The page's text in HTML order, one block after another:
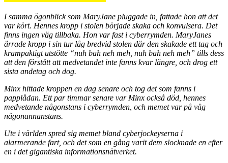
I samma ögonblick som MaryJane pluggade in, fattade hon att det
var kört. Hennes kropp i stolen började skaka och konvulsera. Det
finns ingen väg tillbaka. Hon var fast i cyberrymden. MaryJanes
ärrade kropp i sin tur låg bredvid stolen där den skakade ett tag och
krampaktigt utstötte “nuh bah neh meh, nuh bah neh meh” tills dess
att den förstått att medvetandet inte fanns kvar längre, och drog ett
sista andetag och dog.
Minx hittade kroppen en dag senare och tog det som fanns i
papplådan. Ett par timmar senare var Minx också död, hennes
medvetande någonstans i cyberrymden, och memet var på väg
någonannanstans.
Ute i världen spred sig memet bland cyberjockeyserna i
alarmerande fart, och det som en gång varit dem slocknade en efter
en i det gigantiska informationsnätverket.